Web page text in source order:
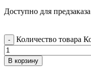
Доступно для предзаказа
Количество товара
В корзину